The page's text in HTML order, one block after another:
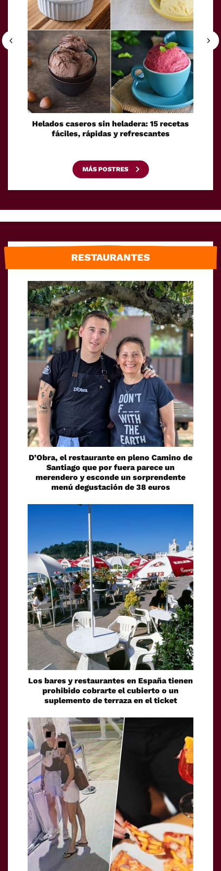
Helados caseros sin heladera: 15 recetas
fáciles, rápidas y refrescantes
MÁS POSTRES
RESTAURANTES
D’Obra, el restaurante en pleno Camino de
Santiago que por fuera parece un
merendero y esconde un sorprendente
menú degustación de 38 euros
Los bares y restaurantes en España tienen
prohibido cobrarte el cubierto o un
suplemento de terraza en el ticket